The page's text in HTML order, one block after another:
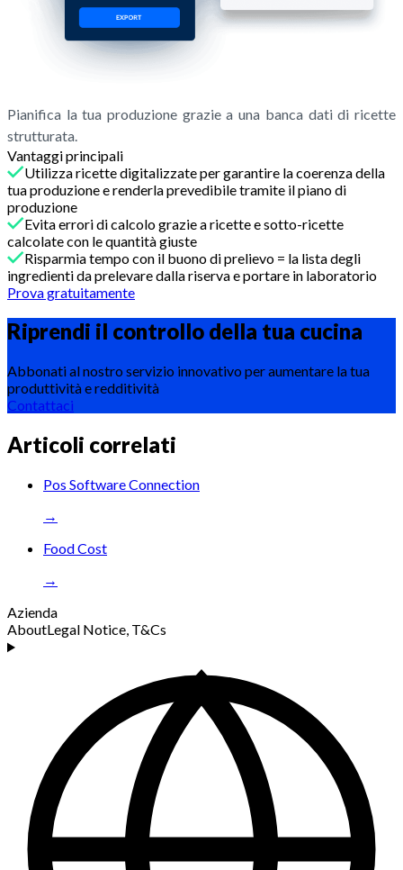
Pianifica la tua produzione grazie a una banca dati di ricette
strutturata.
Vantaggi principali
Utilizza ricette digitalizzate per garantire la coerenza della
tua produzione e renderla prevedibile tramite il piano di
produzione
Evita errori di calcolo grazie a ricette e sotto-ricette
calcolate con le quantità giuste
Risparmia tempo con il buono di prelievo = la lista degli
ingredienti da prelevare dalla riserva e portare in laboratorio
Prova gratuitamente
Riprendi il controllo della tua cucina
Abbonati al nostro servizio innovativo per aumentare la tua
produttività e redditività
Contattaci
Articoli correlati
Pos Software Connection
→
Food Cost
→
Azienda
AboutLegal Notice, T&Cs